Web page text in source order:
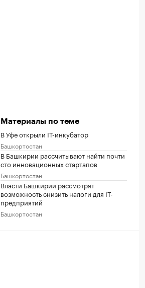
Материалы по теме
В Уфе открыли IT-инкубатор
Башкортостан
В Башкирии рассчитывают найти почти
сто инновационных стартапов
Башкортостан
Власти Башкирии рассмотрят
возможность снизить налоги для IT-
предприятий
Башкортостан